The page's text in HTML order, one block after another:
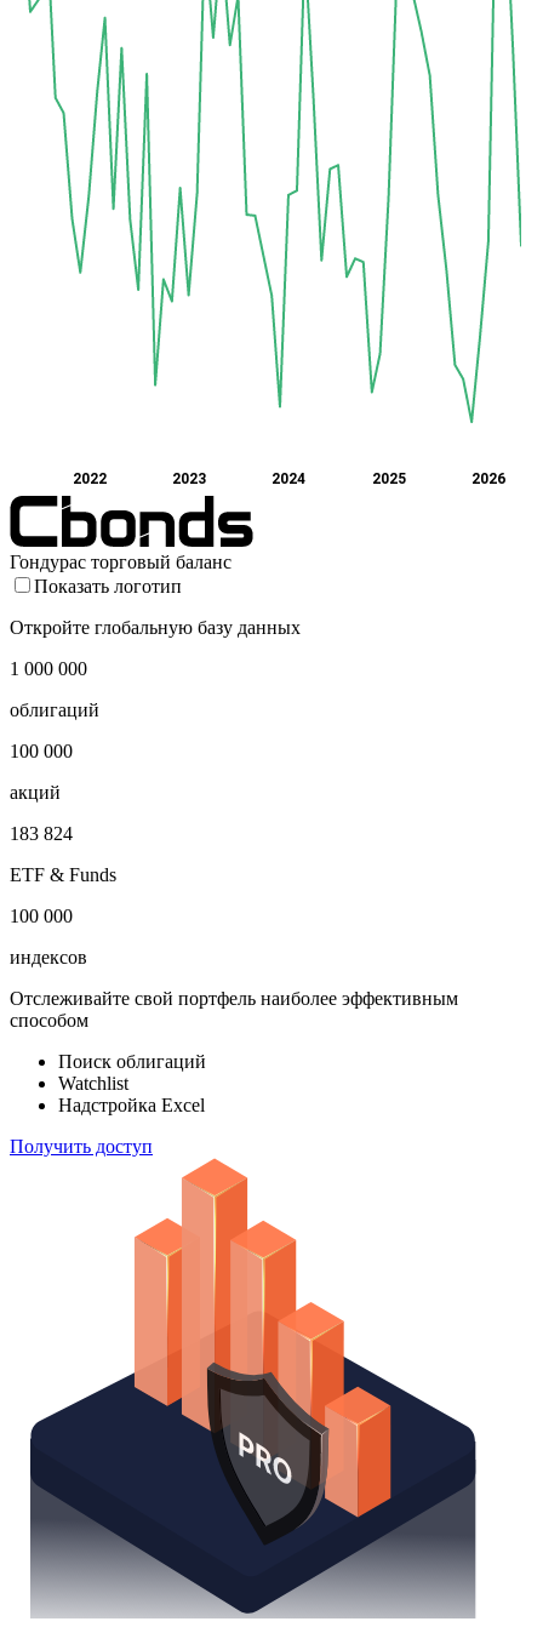
2022 2023 2024 2025 2026
Гондурас торговый баланс
Показать логотип
Откройте глобальную базу данных
1 000 000
облигаций
100 000
акций
183 824
ETF & Funds
100 000
индексов
Отслеживайте свой портфель наиболее эффективным
способом
Поиск облигаций
Watchlist
Надстройка Excel
Получить доступ